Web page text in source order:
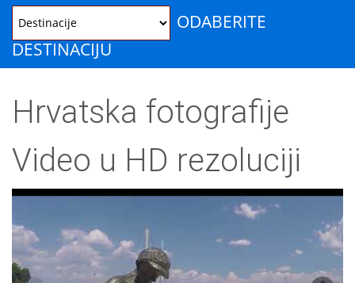
ODABERITE
DESTINACIJU
Hrvatska fotografije
Video u HD rezoluciji